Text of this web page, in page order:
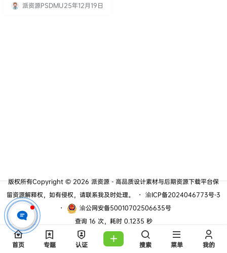
派资源PSDMU25年12月19日
版权所有Copyright © 2026派资源 - 高品质设计素材与后期资源下载平台保
留资源解释权，如有侵权，请联系我及时处理。
・ 渝ICP备2024046773号-3
・
渝公网安备50010702506635号
查询 16 次，耗时 0.1235 秒
首页 专题 认证 搜索 菜单 我的